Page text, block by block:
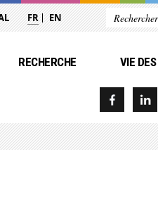
FR EN
RECHERCHE VIE